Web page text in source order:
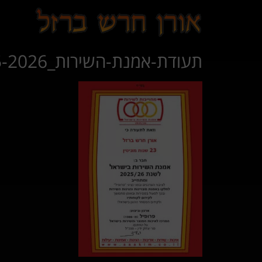
תעודת-אמנת-השירות_2025-2026